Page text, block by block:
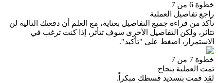
خطوة 6 من 7
راجع تفاصيل العملية
تأكد من قراءة جميع التفاصيل بعناية، مع العلم أن دفعتك التالية لن
تتأثر، ولكن التفاصيل الأخرى سوف تتأثر، إذا كنت ترغب في
الاستمرار، اضغط على "تأكيد".
خطوة 7 من 7
تمت العملية بنجاح
لقد قمت بتسديد قسطك مبكراً.